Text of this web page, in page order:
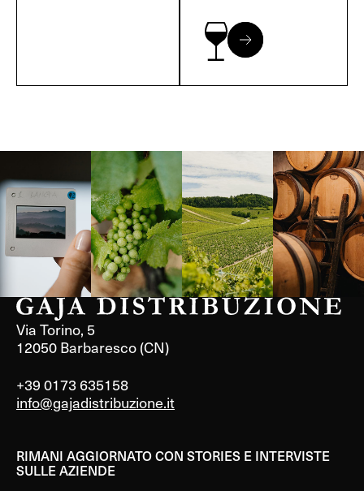
Langa, 1977 Borgogna,
Francia
Borgogna,
Francia
Instagram
Via Torino, 5
12050 Barbaresco (CN)
+39 0173 635158
info@gajadistribuzione.it
RIMANI AGGIORNATO CON STORIES E INTERVISTE
SULLE AZIENDE